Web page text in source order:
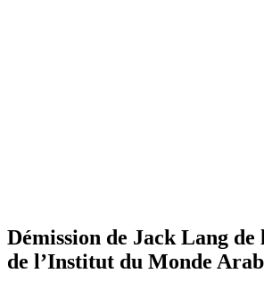
Démission de Jack Lang de
de l’Institut du Monde